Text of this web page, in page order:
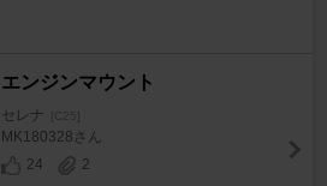
エンジンマウント
セレナ [C25]
MK180328さん
24
2